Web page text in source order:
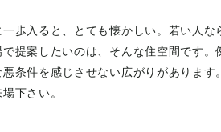
歩入ると、とても懐かしい。若い人
提案したいのは、そんな住空間です
条件を感じさせない広がりがありま
下さい。